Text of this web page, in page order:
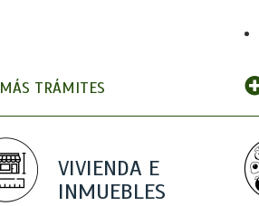
MÁS TRÁMITES
VIVIENDA E
INMUEBLES